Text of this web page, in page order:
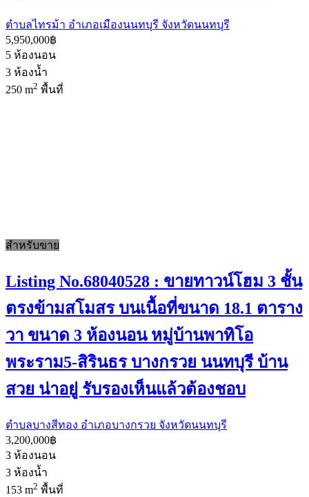
ตำบลไทรม้า อำเภอเมืองนนทบุรี จังหวัดนนทบุรี
5,950,000฿
5 ห้องนอน
3 ห้องน้ำ
250 m2 พื้นที่
สำหรับขาย
Listing No.68040528 : ขายทาวน์โฮม 3 ชั้น
ตรงข้ามสโมสร บนเนื้อที่ขนาด 18.1 ตาราง
วา ขนาด 3 ห้องนอน หมู่บ้านพาทิโอ
พระราม5-สิรินธร บางกรวย นนทบุรี บ้าน
สวย น่าอยู่ รับรองเห็นแล้วต้องชอบ
ตำบลบางสีทอง อำเภอบางกรวย จังหวัดนนทบุรี
3,200,000฿
3 ห้องนอน
3 ห้องน้ำ
153 m2 พื้นที่